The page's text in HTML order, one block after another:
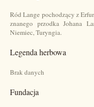
Ród Lange pochodzący z
znanego przodka Johana
Niemiec, Turyngia.
Legenda herbowa
Brak danych
Fundacja